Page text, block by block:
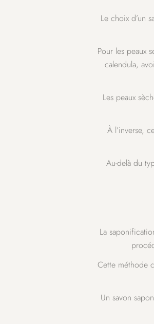
Le choix d’un
Pour les peaux
calendula,
Les peaux
À l’inverse,
Au-delà du
La
Cette méthode
Un savon